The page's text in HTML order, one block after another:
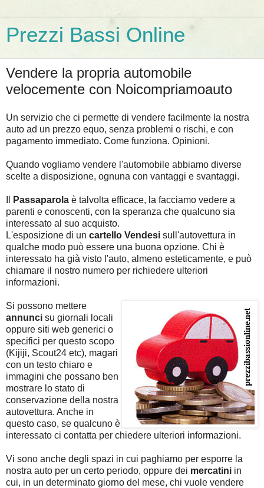
Prezzi Bassi Online
Vendere la propria automobile
velocemente con Noicompriamoauto
Un servizio che ci permette di vendere facilmente la nostra
auto ad un prezzo equo, senza problemi o rischi, e con
pagamento immediato. Come funziona. Opinioni.
Quando vogliamo vendere l'automobile abbiamo diverse
scelte a disposizione, ognuna con vantaggi e svantaggi.
Passaparola è talvolta efficace, la facciamo vedere a
parenti e conoscenti, con la speranza che qualcuno sia
interessato al suo acquisto.
L'esposizione di un cartello Vendesi sull'autovettura in
qualche modo può essere una buona opzione. Chi è
interessato ha già visto l'auto, almeno esteticamente, e può
chiamare il nostro numero per richiedere ulteriori
informazioni.
Si possono mettere
annunci su giornali locali
oppure siti web generici o
specifici per questo scopo
(Kijiji, Scout24 etc), magari
con un testo chiaro e
immagini che possano ben
mostrare lo stato di
conservazione della nostra
autovettura. Anche in
questo caso, se qualcuno è
interessato ci contatta per chiedere ulteriori informazioni.
Vi sono anche degli spazi in cui paghiamo per esporre la
nostra auto per un certo periodo, oppure dei mercatini in
cui, in un determinato giorno del mese, chi vuole vendere